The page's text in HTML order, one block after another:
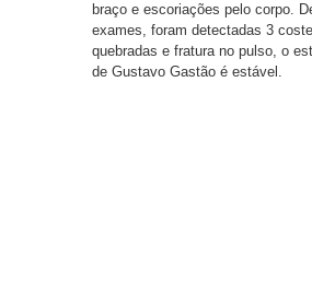
braço e escoriações pelo corpo.
exames, foram detectadas 3
quebradas e fratura no pulso, o
de Gustavo Gastão é estável.